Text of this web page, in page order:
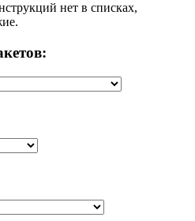
нет в списках,